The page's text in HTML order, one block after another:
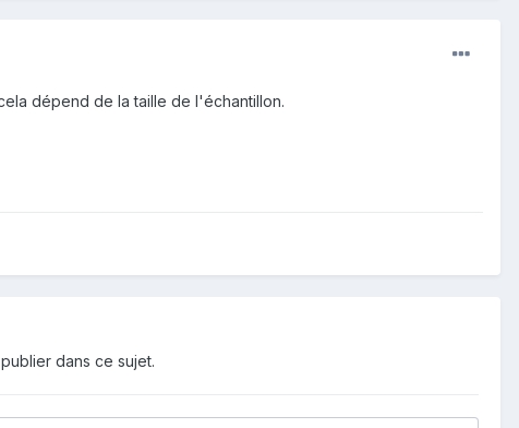
dépend de la taille de l'échantillon.
dans ce sujet.